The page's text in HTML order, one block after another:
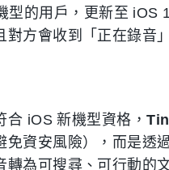
的用戶，更新至 iOS
對方會收到「正在錄音
合 iOS 新機型資格，
免資安風險），而是透
為可搜尋、可行動的